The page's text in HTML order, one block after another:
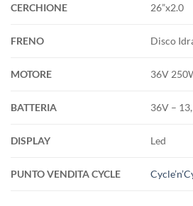
CERCHIONE 26”x2.0
FRENO Disco
MOTORE 36V
BATTERIA 36V –
DISPLAY Led
PUNTO VENDITA CYCLE